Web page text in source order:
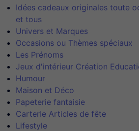
Idées cadeaux originales toute
et tous
Univers et Marques
Occasions ou Thèmes spéciaux
Les Prénoms
Jeux d'intérieur Création
Humour
Maison et Déco
Papeterie fantaisie
CarterIe Articles de fête
Lifestyle